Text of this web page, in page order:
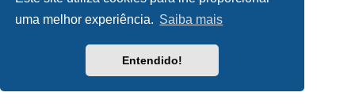
uma melhor experiência. Saiba mais
Entendido!